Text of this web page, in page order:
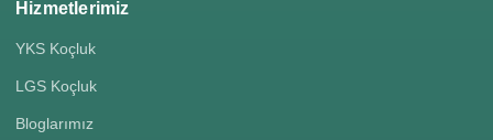
Hizmetlerimiz
YKS Koçluk
LGS Koçluk
Bloglarımız